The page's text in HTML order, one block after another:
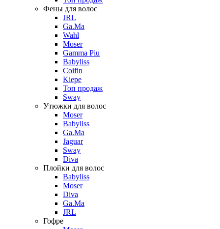
Фены для волос
JRL
Ga.Ma
Wahl
Moser
Gamma Piu
Babyliss
Coifin
Kiepe
Топ продаж
Sway
Утюжки для волос
Moser
Babyliss
Ga.Ma
Jaguar
Sway
Diva
Плойки для волос
Babyliss
Moser
Diva
Ga.Ma
JRL
Гофре